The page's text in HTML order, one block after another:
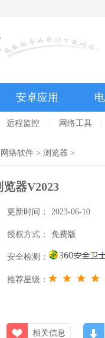
安卓应用
远程监控 网络工具
网络软件 > 浏览器 >
器V2023
更新时间： 2023-06-10
授权方式： 免费版
安全检测：
推荐星级：
相关信息